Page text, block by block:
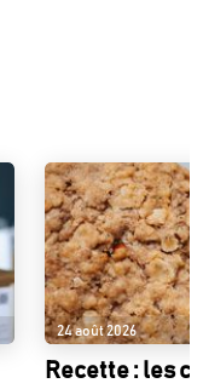
24 août 2026
Recette : les